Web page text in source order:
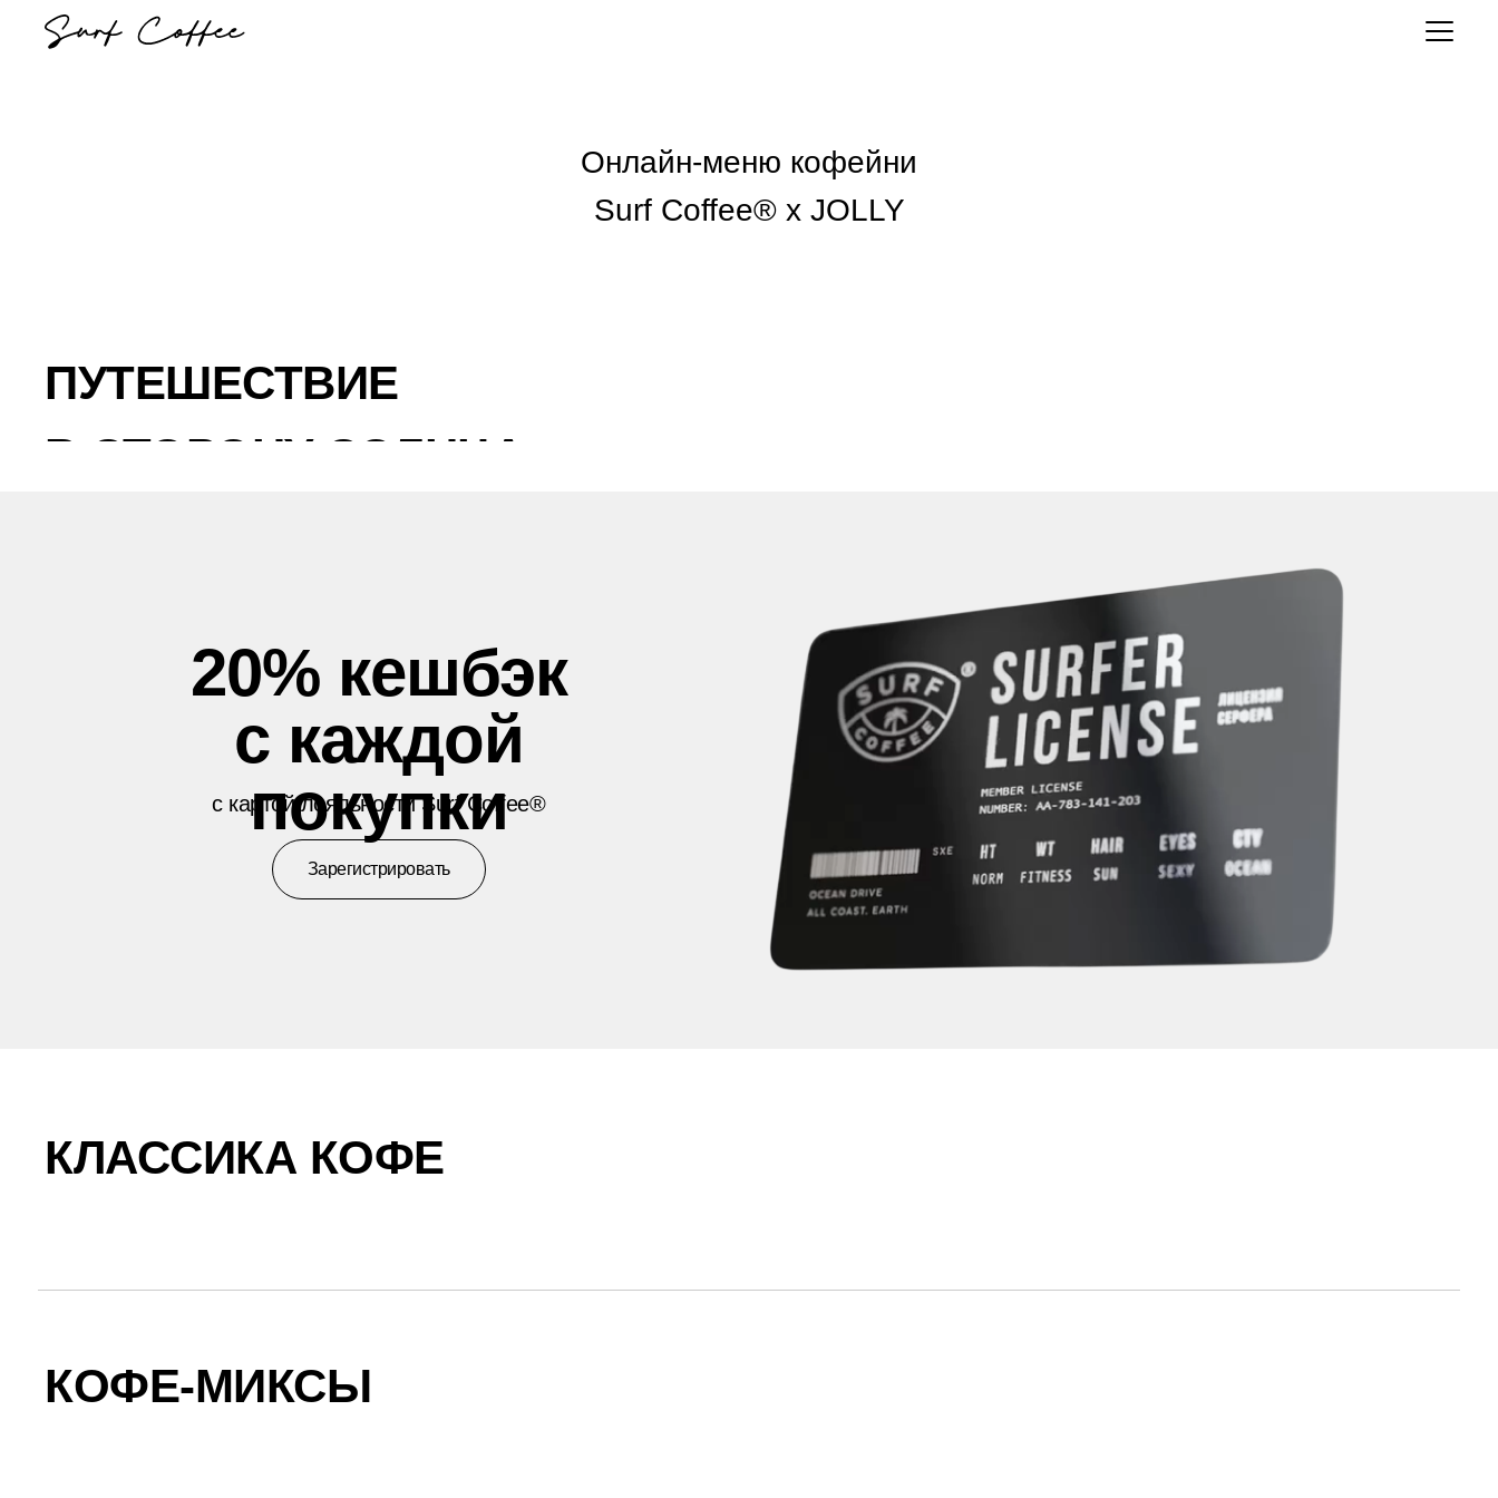
Онлайн-меню кофейни
Surf Coffee® x JOLLY
ПУТЕШЕСТВИЕ
В СТОРОНУ СОЛНЦА
Зарегистрировать
20% кешбэк
с каждой
покупки
с картой лояльности Surf Coffee®
КЛАССИКА КОФЕ
КОФЕ-МИКСЫ